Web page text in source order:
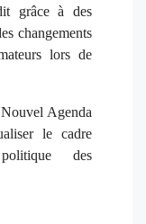
grâce à des
changements
lors de
Agenda
le cadre
des